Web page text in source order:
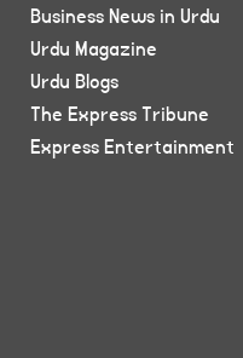
Business News in Urdu
Urdu Magazine
Urdu Blogs
The Express Tribune
Express Entertainment